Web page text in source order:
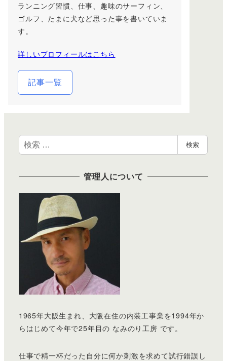
ランニング習慣、仕事、趣味のサーフィン、
ゴルフ、たまに犬など思った事を書いていま
す。
詳しいプロフィールはこちら
記事一覧
検
索
検索
管理人について
1965年大阪生まれ、大阪在住の内装工事業を1994年か
らはじめて今年で25年目の なみのり工房 です。
仕事で精一杯だった自分に何か刺激を求めて試行錯誤し